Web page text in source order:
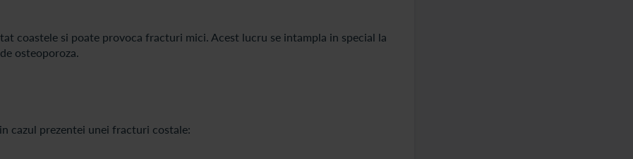
coastele si poate provoca fracturi mici. Acest lucru se intampla in special la
osteoporoza.
cazul prezentei unei fracturi costale: